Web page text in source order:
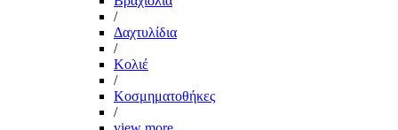
/
Δαχτυλίδια
/
Κολιέ
/
Κοσμηματοθήκες
/